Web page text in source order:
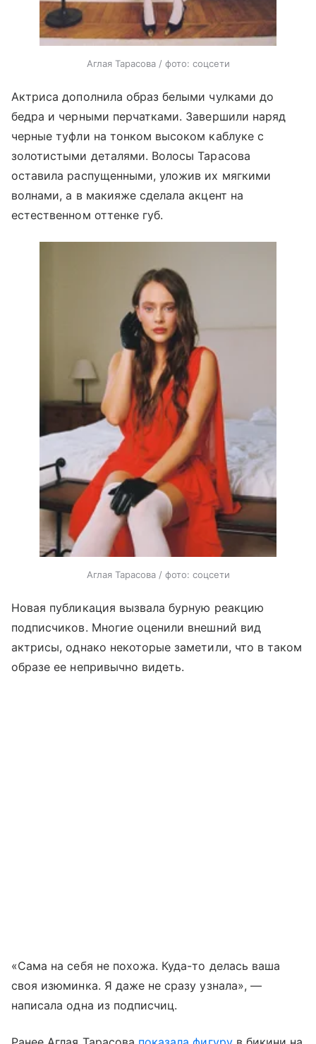
Аглая Тарасова / фото: соцсети
Актриса дополнила образ белыми чулками до
бедра и черными перчатками. Завершили наряд
черные туфли на тонком высоком каблуке с
золотистыми деталями. Волосы Тарасова
оставила распущенными, уложив их мягкими
волнами, а в макияже сделала акцент на
естественном оттенке губ.
Аглая Тарасова / фото: соцсети
Новая публикация вызвала бурную реакцию
подписчиков. Многие оценили внешний вид
актрисы, однако некоторые заметили, что в таком
образе ее непривычно видеть.
«Сама на себя не похожа. Куда-то делась ваша
своя изюминка. Я даже не сразу узнала», —
написала одна из подписчиц.